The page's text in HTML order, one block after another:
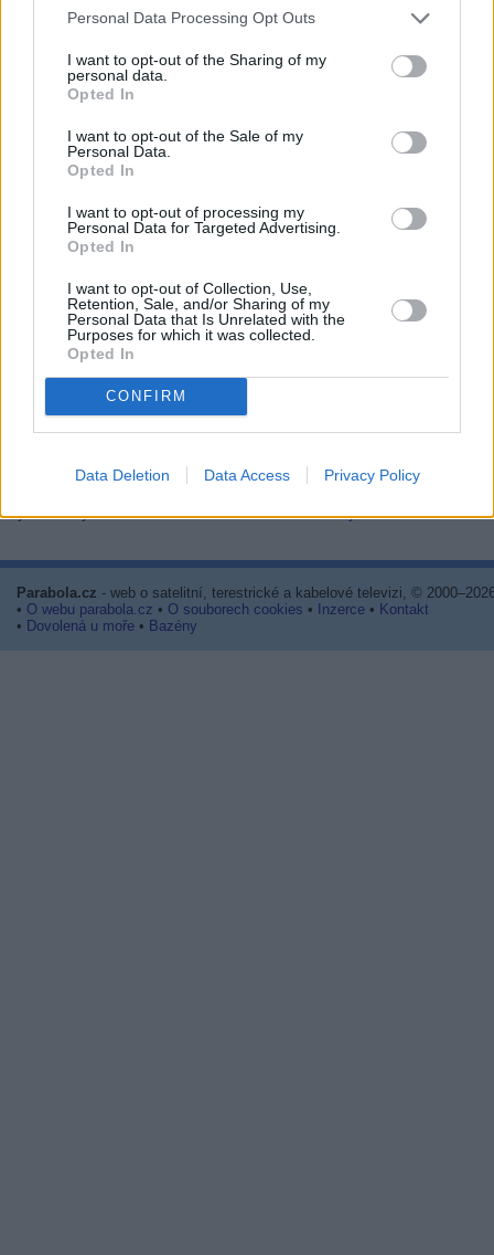
Personal Data Processing Opt Outs
I want to opt-out of the Sharing of my
personal data.
Opted In
I want to opt-out of the Sale of my
Personal Data.
Opted In
I want to opt-out of processing my
Personal Data for Targeted Advertising.
Opted In
I want to opt-out of Collection, Use,
Retention, Sale, and/or Sharing of my
Personal Data that Is Unrelated with the
Purposes for which it was collected.
Opted In
CONFIRM
Data Deletion Data Access Privacy Policy
06.08.2026 -Bosch Powertrain s.r.o. Jihlava • CNC operátor• mzda
Jihlava)
06.08.2026 - Bosch Powertrain s.r.o. • montážní dělník • mzda 44.700
týdenní zálohy na mzdu 2.000 Kč (Jihlava, okres Jihlava)
48.400 Kč • náborový bonus 50.000 Kč • ubytování (Jihlava, okres
06.08.2026 -Bosch Powertrain s.r.o. Jihlava • střídač • mzda 48.400
příspěvek na ubytování (Jihlava, okres Jihlava)
náborový bonus 100.000 Kč • ubytování (Jihlava, okres Jihlava)
... další nabídky zaměstnání
Vybrané články
vysílacím týdnu
naladění na Skylinku
Parabola.cz - web o satelitní, terestrické a kabelové televizi, ©
• O webu parabola.cz • O souborech cookies • Inzerce • Kontakt
• Dovolená u moře • Bazény